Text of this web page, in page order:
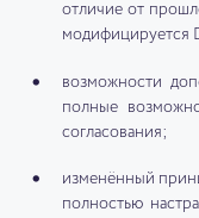
отличие от
модифицируется
возможности
полные
согласования;
изменённый
полностью